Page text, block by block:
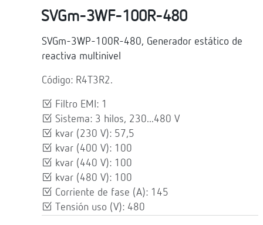
SVGm-3WF-100R-480
SVGm-3WP-100R-480, Generador estático de
reactiva multinivel
Código: R4T3R2.
Filtro EMI: 1
Sistema: 3 hilos, 230...480 V
kvar (230 V): 57,5
kvar (400 V): 100
kvar (440 V): 100
kvar (480 V): 100
Corriente de fase (A): 145
Tensión uso (V): 480